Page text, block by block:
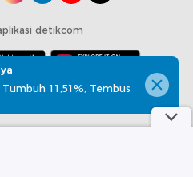
detikcom
All right reserved
11,51%, Tembus